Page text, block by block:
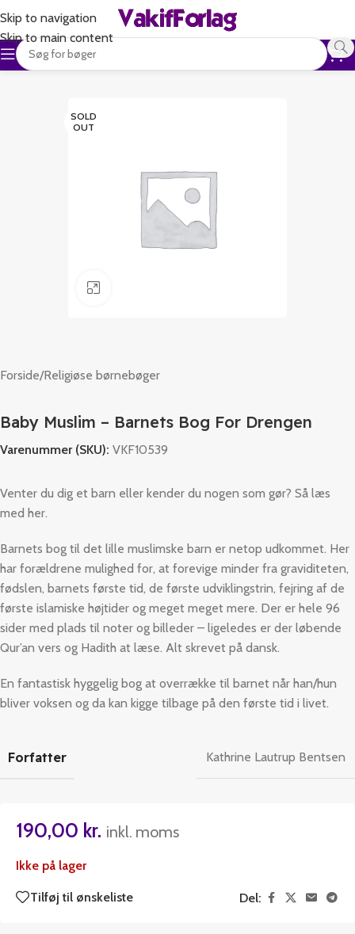
Skip to navigation
Skip to main content
SOLD
OUT
Forside/Religiøse børnebøger
Baby Muslim – Barnets Bog For Drengen
Varenummer (SKU): VKF10539
Venter du dig et barn eller kender du nogen som gør? Så læs
med her.
Barnets bog til det lille muslimske barn er netop udkommet. Her
har forældrene mulighed for, at forevige minder fra graviditeten,
fødslen, barnets første tid, de første udviklingstrin, fejring af de
første islamiske højtider og meget meget mere. Der er hele 96
sider med plads til noter og billeder – ligeledes er der løbende
Qur’an vers og Hadith at læse. Alt skrevet på dansk.
En fantastisk hyggelig bog at overrække til barnet når han/hun
bliver voksen og da kan kigge tilbage på den første tid i livet.
Forfatter Kathrine Lautrup Bentsen
190,00 kr. inkl. moms
Ikke på lager
Tilføj til ønskeliste Del: